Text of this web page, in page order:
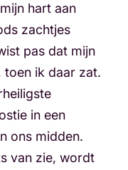
hart aan
zachtjes
pas dat mijn
toen ik daar zat.
in een
ons midden.
van zie, wordt